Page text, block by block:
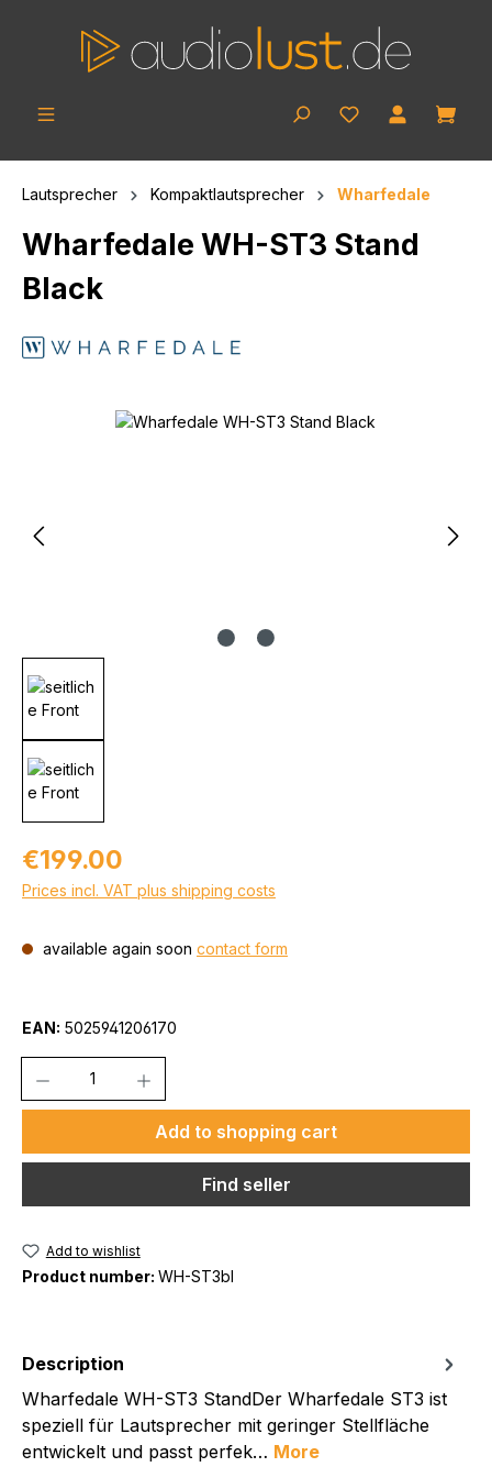
Lautsprecher Kompaktlautsprecher Wharfedale
Wharfedale WH-ST3 Stand
Black
Skip image gallery
Regular price:
€199.00
Prices incl. VAT plus shipping costs
available again soon contact form
EAN: 5025941206170
Add to shopping cart
Find seller
Add to wishlist
Product number: WH-ST3bl
Description
Wharfedale WH-ST3 StandDer Wharfedale ST3 ist
speziell für Lautsprecher mit geringer Stellfläche
entwickelt und passt perfek… More